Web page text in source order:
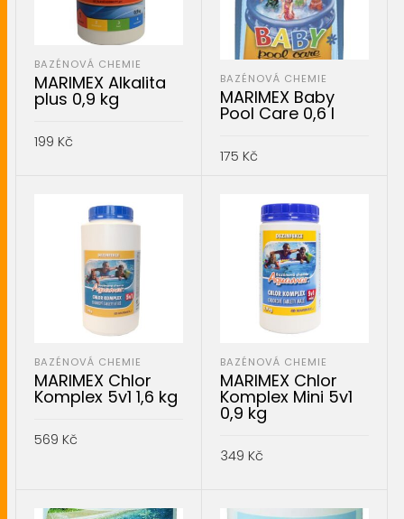
BAZÉNOVÁ CHEMIE
MARIMEX Alkalita
plus 0,9 kg
199 Kč
BAZÉNOVÁ CHEMIE
MARIMEX Baby
Pool Care 0,6 l
175 Kč
BAZÉNOVÁ CHEMIE
MARIMEX Chlor
Komplex 5v1 1,6 kg
569 Kč
BAZÉNOVÁ CHEMIE
MARIMEX Chlor
Komplex Mini 5v1
0,9 kg
349 Kč